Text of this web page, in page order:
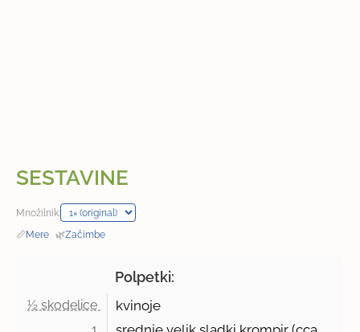
SESTAVINE
Množilnik:
📏Mere · 🌿Začimbe
Polpetki:
½ skodelice kvinoje